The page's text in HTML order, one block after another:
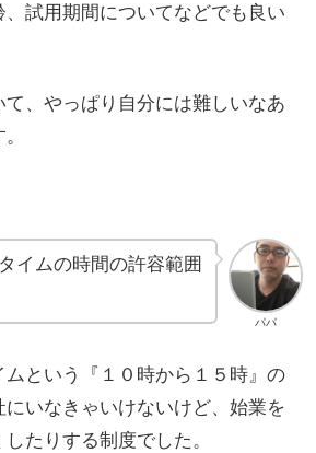
、試用期間についてなどでも良い
、やっぱり自分には難しいなあ
パパ
イムの時間の許容範囲
ムという『１０時から１５時』の
いなきゃいけないけど、始業を
たりする制度でした。